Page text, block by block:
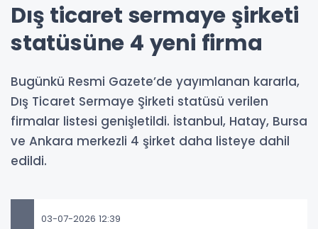
Dış ticaret sermaye şirketi
statüsüne 4 yeni firma
Bugünkü Resmi Gazete’de yayımlanan kararla,
Dış Ticaret Sermaye Şirketi statüsü verilen
firmalar listesi genişletildi. İstanbul, Hatay, Bursa
ve Ankara merkezli 4 şirket daha listeye dahil
edildi.
03-07-2026 12:39